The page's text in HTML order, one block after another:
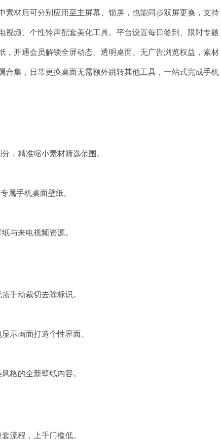
素材后可分别应用至主屏幕、锁屏，也能同步双屏更换，支持
频、个性铃声配套美化工具。平台设置每日签到、限时专题
，开通会员解锁全屏动态、透明桌面、无广告浏览权益，素材
合集，日常更换桌面无需额外跳转其他工具，一站式完成手机
，精准缩小素材筛选范围。
属手机桌面壁纸。
与来电视频资源。
手动裁切去除标识。
示画面打造个性界面。
格的全新壁纸内容。
流程，上手门槛低。